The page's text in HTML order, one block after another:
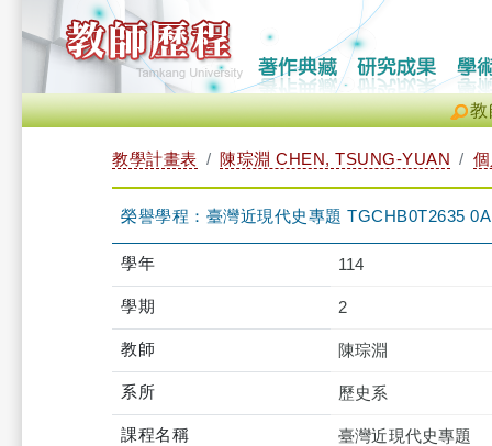
教
教學計畫表 陳琮淵 CHEN, TSUNG-YUAN
榮譽學程：臺灣近現代史專題 TGCHB0T2635 0A
學年 114
學期 2
教師 陳琮淵
系所 歷史系
課程名稱 臺灣近現代史專題